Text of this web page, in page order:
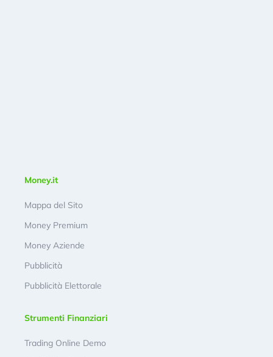
Money.it
Mappa del Sito
Money Premium
Money Aziende
Pubblicità
Pubblicità Elettorale
Strumenti Finanziari
Trading Online Demo